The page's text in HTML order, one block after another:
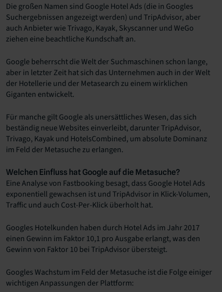
Die großen Namen sind Google Hotel Ads (die in Googles
Suchergebnissen angezeigt werden) und TripAdvisor, aber
auch Anbieter wie Trivago, Kayak, Skyscanner und WeGo
ziehen eine beachtliche Kundschaft an.
Google beherrscht die Welt der Suchmaschinen schon lange,
aber in letzter Zeit hat sich das Unternehmen auch in der Welt
der Hotellerie und der Metasearch zu einem wirklichen
Giganten entwickelt.
Für manche gilt Google als unersättliches Wesen, das sich
beständig neue Websites einverleibt, darunter TripAdvisor,
Trivago, Kayak und HotelsCombined, um absolute Dominanz
im Feld der Metasuche zu erlangen.
Welchen Einfluss hat Google auf die Metasuche?
Eine Analyse von Fastbooking besagt, dass Google Hotel Ads
exponentiell gewachsen ist und TripAdvisor in Klick-Volumen,
Traffic und auch Cost-Per-Klick überholt hat.
Googles Hotelkunden haben durch Hotel Ads im Jahr 2017
einen Gewinn im Faktor 10,1 pro Ausgabe erlangt, was den
Gewinn von Faktor 10 bei TripAdvisor übersteigt.
Googles Wachstum im Feld der Metasuche ist die Folge einiger
wichtigen Anpassungen der Plattform: